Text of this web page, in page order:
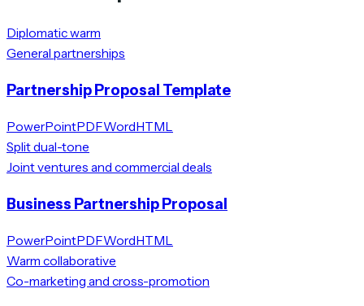
Diplomatic warm
General partnerships
Partnership Proposal Template
PowerPointPDFWordHTML
Split dual-tone
Joint ventures and commercial deals
Business Partnership Proposal
PowerPointPDFWordHTML
Warm collaborative
Co-marketing and cross-promotion